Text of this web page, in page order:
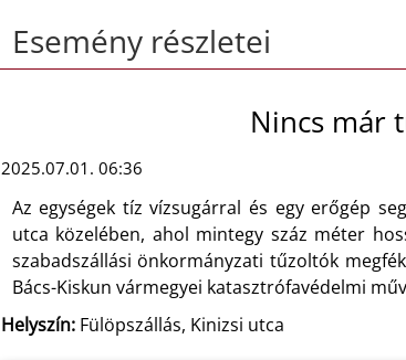
Esemény részletei
Nincs már
2025.07.01. 06:36
Az egységek tíz vízsugárral és egy erőgép
utca közelében, ahol mintegy száz méter
szabadszállási önkormányzati tűzoltók
Bács-Kiskun vármegyei katasztrófavédelmi
Helyszín:Fülöpszállás, Kinizsi utca